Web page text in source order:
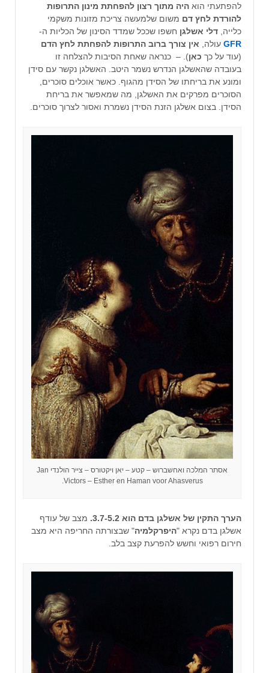
להפתעתי הוא היה מתוך רצון להפחתת מינון התרופות
להורדת לחץ דם משום שלמעשה צריכת מזונות משקמי
כלייה, דלי אשלגן חשפו שככל שמדד הסינון של הכליות ה-
GFR עולה, אין צורך ברוב התרופות להפחתת לחץ הדם
(עוד על כך כאן). – כנראה שאחת הסיבות להצלחה זו
בעובדה שהאשלגן הנדרש נשמר היטב. האשלגן נקשר עם סידן
ומונע את בריחתו של הסידן מהגוף. כאשר אוכלים סוכרים,
הסוכרים מפרקים את האשלגן, מה שמאפשר את בריחת
הסידן. בצום אשלגן הזנת הסידן נשמרת ואסור לצרוך סוכרים.
אסתר המלכה ואחשברוש – קטע – יאן ויקטורס – צייר הולנדי Jan
Victors – Esther en Haman voor Ahasverus.
הערך התקין של אשלגן בדם הוא 3.7-5.2.
מצב של עודף
אשלגן בדם נקרא "היפרקלמיה" שבצורתה החריפה היא מצב
חירום רפואי וחשש להפרעת קצב בלב.